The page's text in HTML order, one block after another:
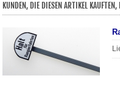
KUNDEN, DIE DIESEN ARTIKEL